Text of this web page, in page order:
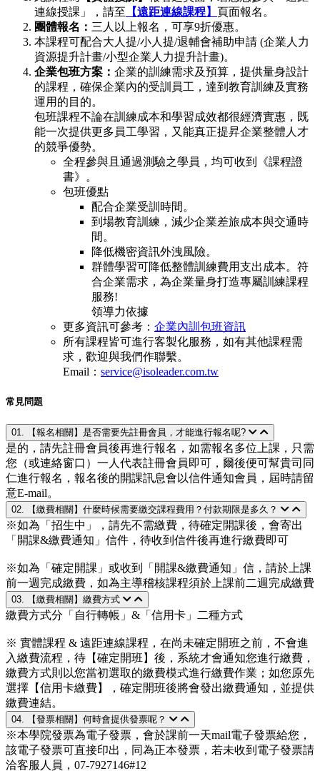
連線授課」，請至 【遠距連線課程】 頁面報名。
團體報名： 三人以上報名，可享9折優惠。
本課程可配合大人提/小人提/退輔會補助申請 (企業人力
資源提升計畫/小型企業人力提升計畫)。
企業包班方案： 企業的訓練需求及預算，提供量身設計
的課程，確保企業內的受訓員工，達到教育訓練及實務
運用的目的。
包班課程不論在訓練成本和學習成效都很經濟實惠，既
能一次提供更多員工學習，又能真正提昇企業整體人才
的競爭優勢。
全程參與且通過測驗之學員，均可收到《課程證
書》。
包班優點
配合企業受訓時間。
到場教育訓練，減少企業差旅成本與交通時
間。
降低機密資訊外洩風險。
群體學習可降低整體訓練費用支出成本。符
合企業需求，為企業量身打造專屬訓練課程
服務!
領導力依據
更多資訊可參考： 企業內訓包班資訊
所有課程皆可進行客製化服務，如有其他課程需
求，歡迎與我們作聯繫。
Email： service@isoleader.com.tw
常見問題
01. 【報名相關】是否需要先註冊會員，才能進行報名呢?
是的，請先註冊會員後再進行報名，如需報名多位上課，只需
您（或連絡窗口）一人代表註冊會員即可，爾後便可幫貴司同
仁進行報名，報名後的開課訊息會以信件通知會員，屆時請留
意E-mail。
02. 【繳費相關】什麼時候需要繳交課程費用？付款期限是多久？
※如為「招生中」，請先不需繳費，待確定開課後，會寄出
「開課&繳費通知」信件，待收到信件後再進行繳費即可
※如為「確定開課」或收到「開課&繳費通知」信，請於上課
前一週完成繳費，如為主導稽核課程須於上課前二週完成繳費
03. 【繳費相關】繳費方式
繳費方式分「自行轉帳」&「信用卡」二種方式
※ 實體課程 & 遠距連線課程，在尚未確定開班之前，不會進
入繳費流程，待【確定開班】後，系統才會通知您進行繳費，
繳費方式則以您當初選取的繳費模式進行繳費作業；如您原先
選擇【信用卡繳費】，確定開班後將會發出繳費通知，並提供
繳費連結。
04. 【發票相關】何時會提供發票呢？
※本學院發票為電子發票，會於課前一天mail電子發票給您，
該電子發票可直接印出，同為正本發票，若未收到電子發票請
洽客服人員，07-7927146#12